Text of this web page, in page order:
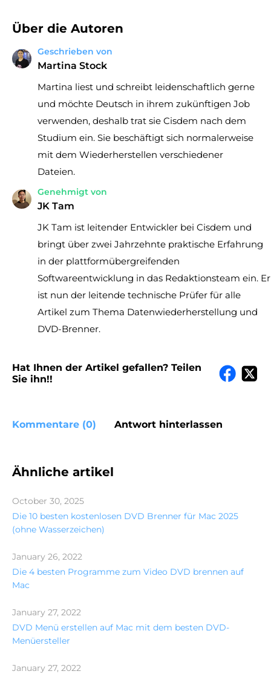
Über die Autoren
Geschrieben von
Martina Stock
Martina liest und schreibt leidenschaftlich gerne
und möchte Deutsch in ihrem zukünftigen Job
verwenden, deshalb trat sie Cisdem nach dem
Studium ein. Sie beschäftigt sich normalerweise
mit dem Wiederherstellen verschiedener
Dateien.
Genehmigt von
JK Tam
JK Tam ist leitender Entwickler bei Cisdem und
bringt über zwei Jahrzehnte praktische Erfahrung
in der plattformübergreifenden
Softwareentwicklung in das Redaktionsteam ein. Er
ist nun der leitende technische Prüfer für alle
Artikel zum Thema Datenwiederherstellung und
DVD-Brenner.
Hat Ihnen der Artikel gefallen? Teilen
Sie ihn!!
Kommentare (0) Antwort hinterlassen
Ähnliche artikel
October 30, 2025
Die 10 besten kostenlosen DVD Brenner für Mac 2025
(ohne Wasserzeichen)
January 26, 2022
Die 4 besten Programme zum Video DVD brennen auf
Mac
January 27, 2022
DVD Menü erstellen auf Mac mit dem besten DVD-
Menüersteller
January 27, 2022